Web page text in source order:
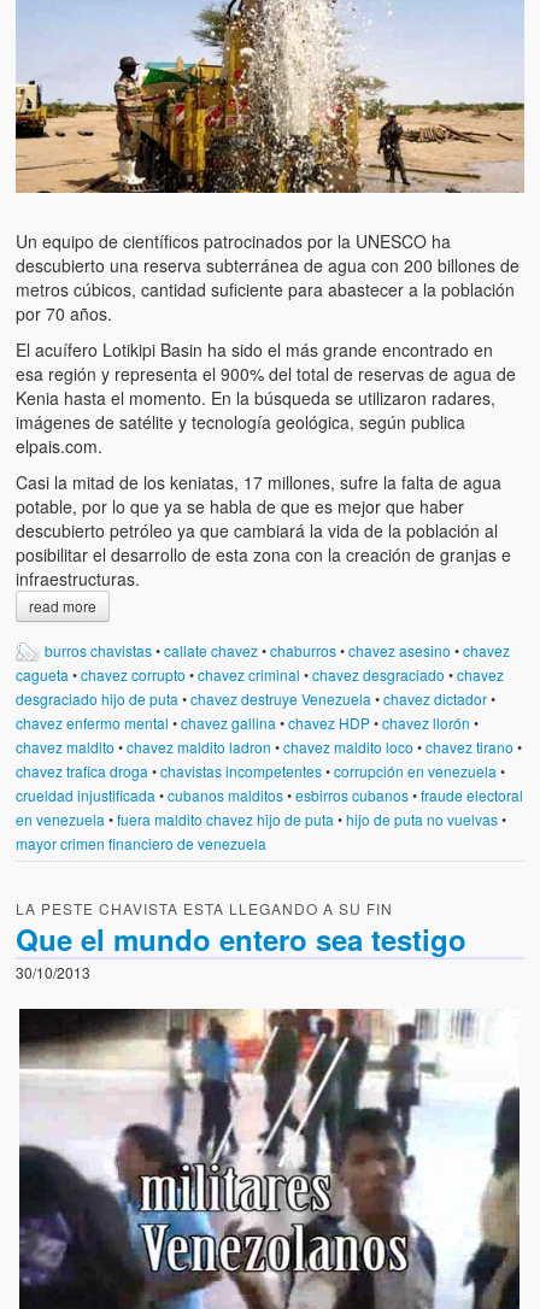
Un equipo de científicos patrocinados por la UNESCO ha
descubierto una reserva subterránea de agua con 200 billones de
metros cúbicos, cantidad suficiente para abastecer a la población
por 70 años.
El acuífero Lotikipi Basin ha sido el más grande encontrado en
esa región y representa el 900% del total de reservas de agua de
Kenia hasta el momento. En la búsqueda se utilizaron radares,
imágenes de satélite y tecnología geológica, según publica
elpais.com.
Casi la mitad de los keniatas, 17 millones, sufre la falta de agua
potable, por lo que ya se habla de que es mejor que haber
descubierto petróleo ya que cambiará la vida de la población al
posibilitar el desarrollo de esta zona con la creación de granjas e
infraestructuras.
read more
burros chavistas•callate chavez•chaburros•chavez asesino •chavez
cagueta •chavez corrupto •chavez criminal •chavez desgraciado •chavez
desgraciado hijo de puta •chavez destruye Venezuela •chavez dictador•
chavez enfermo mental •chavez gallina •chavez HDP•chavez llorón •
chavez maldito •chavez maldito ladron •chavez maldito loco •chavez tirano •
chavez trafica droga •chavistas incompetentes•corrupción en venezuela •
crueldad injustificada •cubanos malditos•esbirros cubanos•fraude electoral
en venezuela •fuera maldito chavez hijo de puta •hijo de puta no vuelvas•
mayor crimen financiero de venezuela
LA PESTE CHAVISTA ESTA LLEGANDO A SU FIN
Que el mundo entero sea testigo
30/10/2013